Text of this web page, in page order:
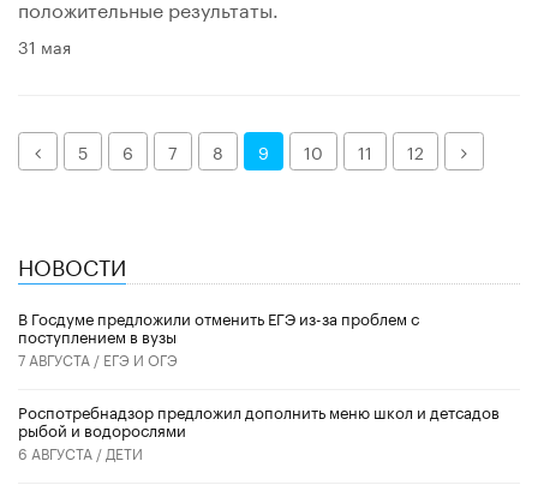
положительные результаты.​
31 мая
Назад
5 6 7 8 9 10 11 12 Далее
НОВОСТИ
В Госдуме предложили отменить ЕГЭ из-за проблем с
поступлением в вузы
7 АВГУСТА / ЕГЭ И ОГЭ
Роспотребнадзор предложил дополнить меню школ и детсадов
рыбой и водорослями
6 АВГУСТА / ДЕТИ